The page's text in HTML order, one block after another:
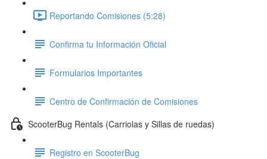
Reportando Comisiones (5:28)
Confirma tu Información Oficial
Formularios Importantes
Centro de Confirmación de Comisiones
ScooterBug Rentals (Carriolas y Sillas de ruedas)
Registro en ScooterBug